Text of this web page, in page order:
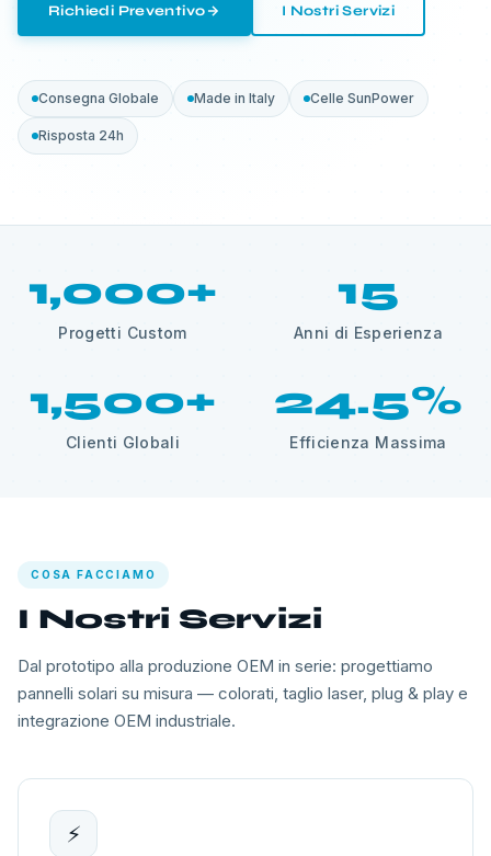
Richiedi Preventivo I Nostri Servizi
Consegna Globale Made in Italy Celle SunPower
Risposta 24h
1,000+
Progetti Custom
15
Anni di Esperienza
1,500+
Clienti Globali
24.5%
Efficienza Massima
COSA FACCIAMO
I Nostri Servizi
Dal prototipo alla produzione OEM in serie: progettiamo
pannelli solari su misura — colorati, taglio laser, plug & play e
integrazione OEM industriale.
⚡